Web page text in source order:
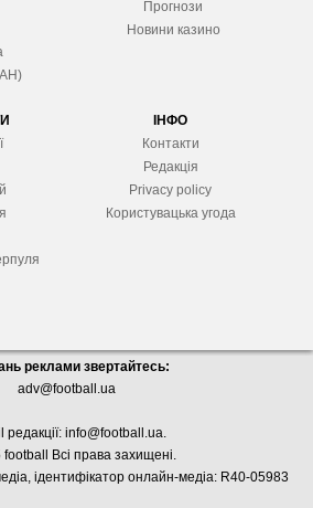
Прогнози
Новини казино
ІНФО
Контакти
Редакція
Privacy policy
Користувацька угода
реклами звертайтесь:
adv@football.ua
редакції: info@football.ua.
Всі права захищені.
ідентифікатор онлайн-медіа: R40-05983